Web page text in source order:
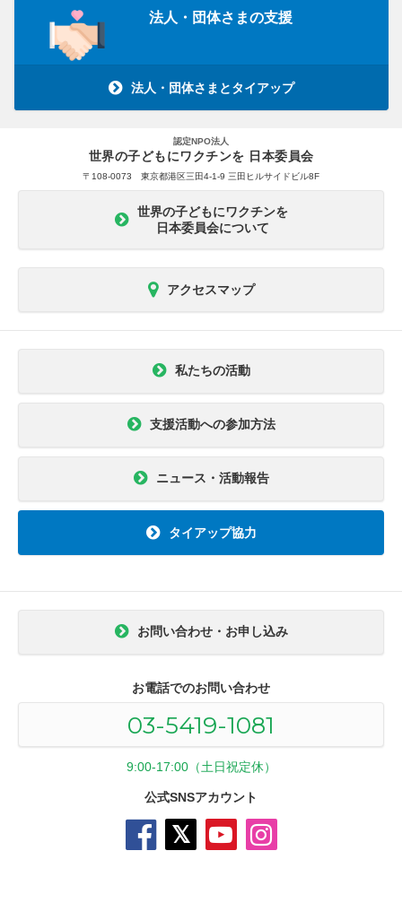
法人・団体さまの支援
法人・団体さまとタイアップ
認定NPO法人
世界の子どもにワクチンを 日本委員会
〒108-0073 東京都港区三田4-1-9 三田ヒルサイドビル8F
世界の子どもにワクチンを
日本委員会について
アクセスマップ
私たちの活動
支援活動への参加方法
ニュース・活動報告
タイアップ協力
お問い合わせ・お申し込み
お電話でのお問い合わせ
03-5419-1081
9:00-17:00（土日祝定休）
公式SNSアカウント